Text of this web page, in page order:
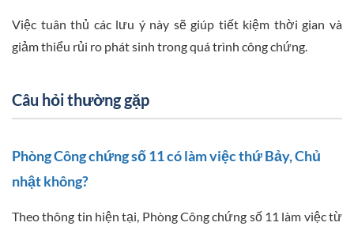
Việc tuân thủ các lưu ý này sẽ giúp tiết kiệm thời gian và
giảm thiểu rủi ro phát sinh trong quá trình công chứng.
Câu hỏi thường gặp
Phòng Công chứng số 11 có làm việc thứ Bảy, Chủ
nhật không?
Theo thông tin hiện tại, Phòng Công chứng số 11 làm việc từ